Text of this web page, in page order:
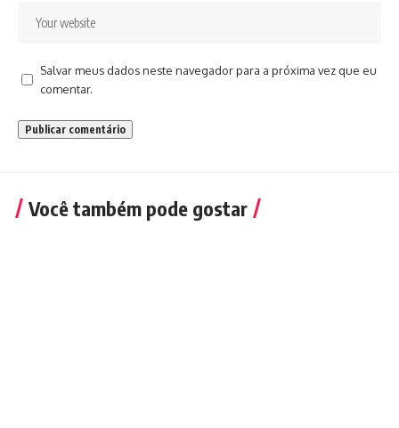
Salvar meus dados neste navegador para a próxima vez que eu
comentar.
Você também pode gostar